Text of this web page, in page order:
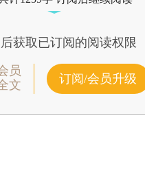
获取已订阅的阅读权限
员
文
订阅/会员升级